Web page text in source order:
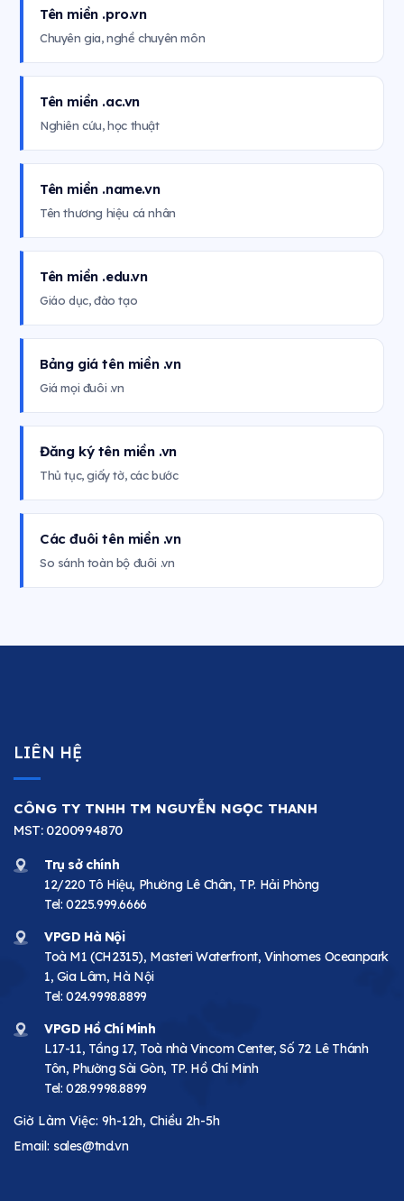
Tên miền .pro.vn
Chuyên gia, nghề chuyên môn
Tên miền .ac.vn
Nghiên cứu, học thuật
Tên miền .name.vn
Tên thương hiệu cá nhân
Tên miền .edu.vn
Giáo dục, đào tạo
Bảng giá tên miền .vn
Giá mọi đuôi .vn
Đăng ký tên miền .vn
Thủ tục, giấy tờ, các bước
Các đuôi tên miền .vn
So sánh toàn bộ đuôi .vn
LIÊN HỆ
CÔNG TY TNHH TM NGUYỄN NGỌC THANH
MST: 0200994870
Trụ sở chính
12/220 Tô Hiệu, Phường Lê Chân, TP. Hải Phòng
Tel: 0225.999.6666
VPGD Hà Nội
Toà M1 (CH2315), Masteri Waterfront, Vinhomes Oceanpark
1, Gia Lâm, Hà Nội
Tel: 024.9998.8899
VPGD Hồ Chí Minh
L17-11, Tầng 17, Toà nhà Vincom Center, Số 72 Lê Thánh
Tôn, Phường Sài Gòn, TP. Hồ Chí Minh
Tel: 028.9998.8899
Giờ Làm Việc: 9h-12h, Chiều 2h-5h
Email: sales@tnd.vn